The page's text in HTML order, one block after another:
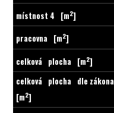
místnost 4 [m2]
pracovna [m2]
celková plocha [m2]
celková plocha dle zákona
[m2]